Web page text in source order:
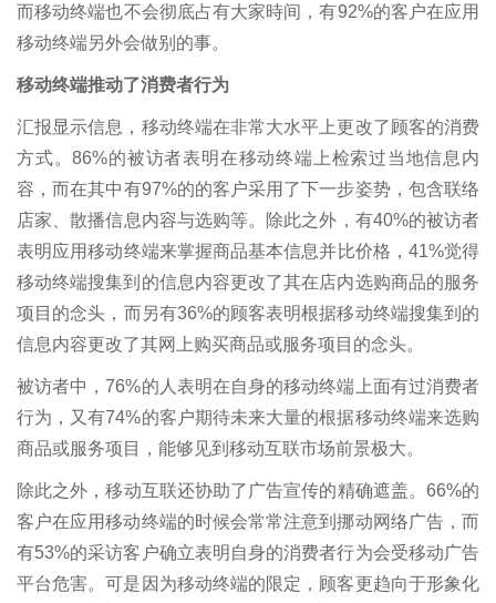
而移动终端也不会彻底占有大家時间，有92%的客户在应用
移动终端另外会做别的事。
移动终端推动了消费者行为
汇报显示信息，移动终端在非常大水平上更改了顾客的消费
方式。86%的被访者表明在移动终端上检索过当地信息内
容，而在其中有97%的的客户采用了下一步姿势，包含联络
店家、散播信息内容与选购等。除此之外，有40%的被访者
表明应用移动终端来掌握商品基本信息并比价格，41%觉得
移动终端搜集到的信息内容更改了其在店内选购商品的服务
项目的念头，而另有36%的顾客表明根据移动终端搜集到的
信息内容更改了其网上购买商品或服务项目的念头。
被访者中，76%的人表明在自身的移动终端上面有过消费者
行为，又有74%的客户期待未来大量的根据移动终端来选购
商品或服务项目，能够见到移动互联市场前景极大。
除此之外，移动互联还协助了广告宣传的精确遮盖。66%的
客户在应用移动终端的时候会常常注意到挪动网络广告，而
有53%的采访客户确立表明自身的消费者行为会受移动广告
平台危害。可是因为移动终端的限定，顾客更趋向于形象化